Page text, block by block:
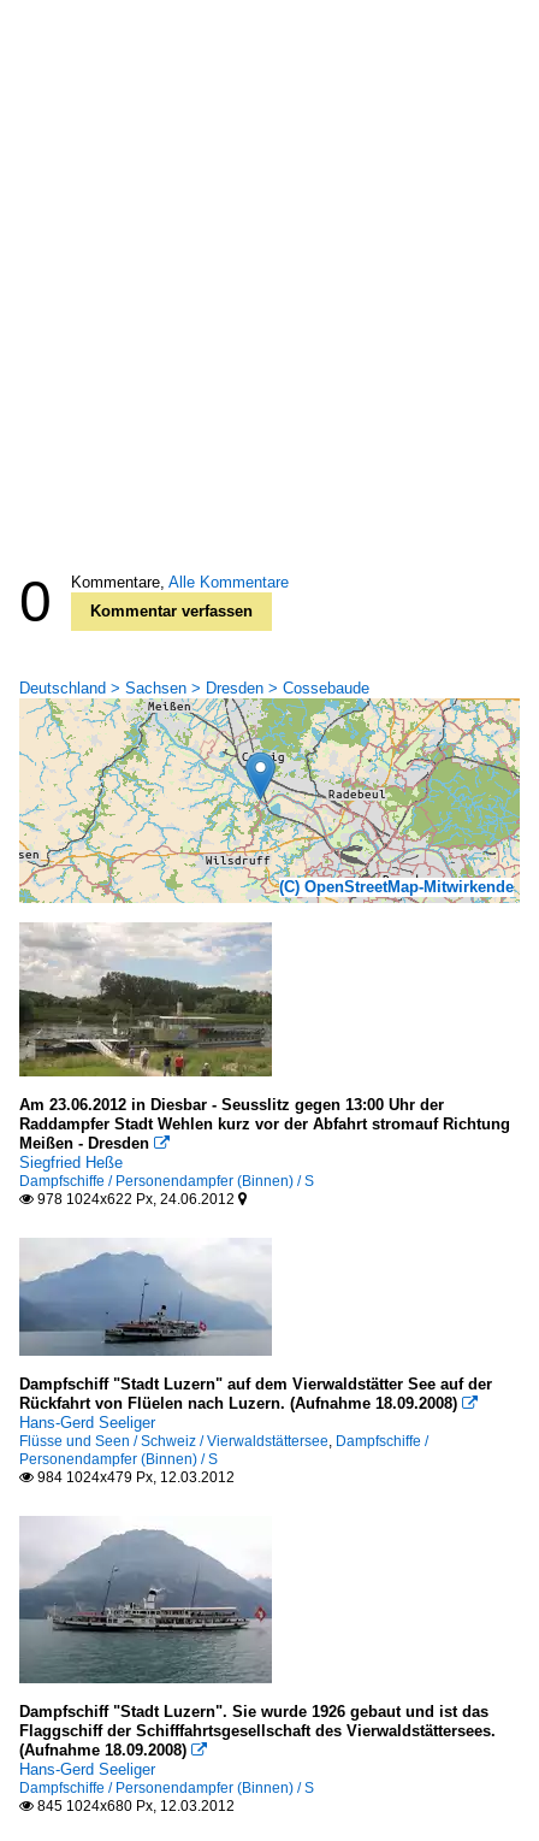
0 Kommentare, Alle Kommentare
Kommentar verfassen
Deutschland > Sachsen > Dresden > Cossebaude
(C) OpenStreetMap-Mitwirkende
Am 23.06.2012 in Diesbar - Seusslitz gegen 13:00 Uhr der
Raddampfer Stadt Wehlen kurz vor der Abfahrt stromauf Richtung
Meißen - Dresden 
Siegfried Heße
Dampfschiffe / Personendampfer (Binnen) / S
 978 1024x622 Px, 24.06.2012 
Dampfschiff "Stadt Luzern" auf dem Vierwaldstätter See auf der
Rückfahrt von Flüelen nach Luzern. (Aufnahme 18.09.2008) 
Hans-Gerd Seeliger
Flüsse und Seen / Schweiz / Vierwaldstättersee, Dampfschiffe /
Personendampfer (Binnen) / S
 984 1024x479 Px, 12.03.2012
Dampfschiff "Stadt Luzern". Sie wurde 1926 gebaut und ist das
Flaggschiff der Schifffahrtsgesellschaft des Vierwaldstättersees.
(Aufnahme 18.09.2008) 
Hans-Gerd Seeliger
Dampfschiffe / Personendampfer (Binnen) / S
 845 1024x680 Px, 12.03.2012